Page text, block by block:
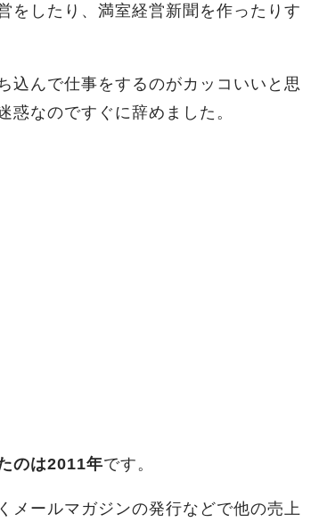
をしたり、満室経営新聞を作ったりす
込んで仕事をするのがカッコいいと思
惑なのですぐに辞めました。
のは2011年です。
メールマガジンの発行などで他の売上